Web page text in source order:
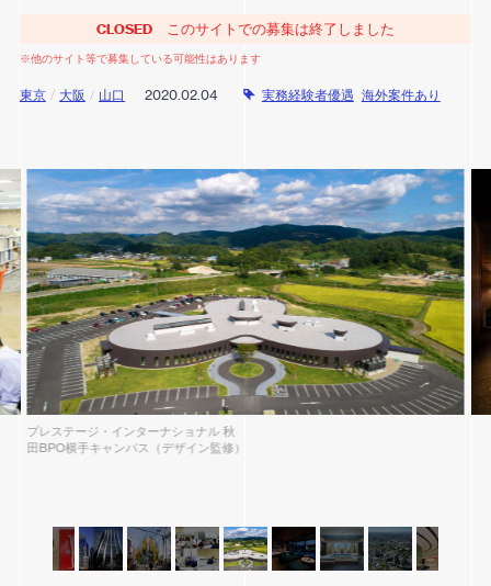
CLOSED このサイトでの募集は終了しました
※他のサイト等で募集している可能性はあります
東京 / 大阪 / 山口 2020.02.04 実務経験者優遇 海外案件あり
プレステージ・インターナショナル 秋
田BPO横手キャンパス（デザイン監修）